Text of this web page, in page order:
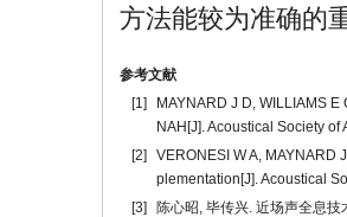
方法能较为准确的
参考文献
[1]
MAYNARD J D, WILLIAMS
NAH[J]. Acoustical Society
[2]
VERONESI W A,
plementation[J]. Acoustical
[3]
陈心昭, 毕传兴. 近场声全息